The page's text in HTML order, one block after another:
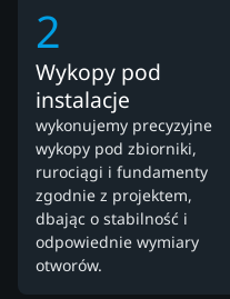
2
Wykopy pod
instalacje
wykonujemy precyzyjne
wykopy pod zbiorniki,
rurociągi i fundamenty
zgodnie z projektem,
dbając o stabilność i
odpowiednie wymiary
otworów.